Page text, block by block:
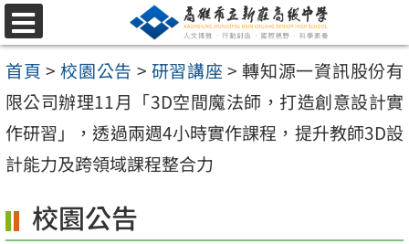
跳
至
主
要
內
容
選
單
首頁 > 校園公告 > 研習講座 > 轉知源一資訊股份有
限公司辦理11月「3D空間魔法師，打造創意設計實
作研習」，透過兩週4小時實作課程，提升教師3D設
計能力及跨領域課程整合力
校園公告